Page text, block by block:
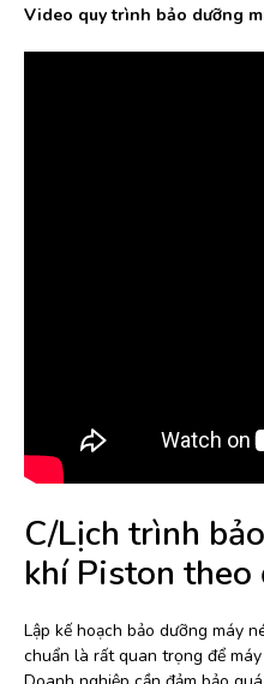
Video quy trình bảo dưỡng
C/Lịch trình
khí Piston theo
Lập kế hoạch bảo dưỡng máy
chuẩn là rất quan trọng để